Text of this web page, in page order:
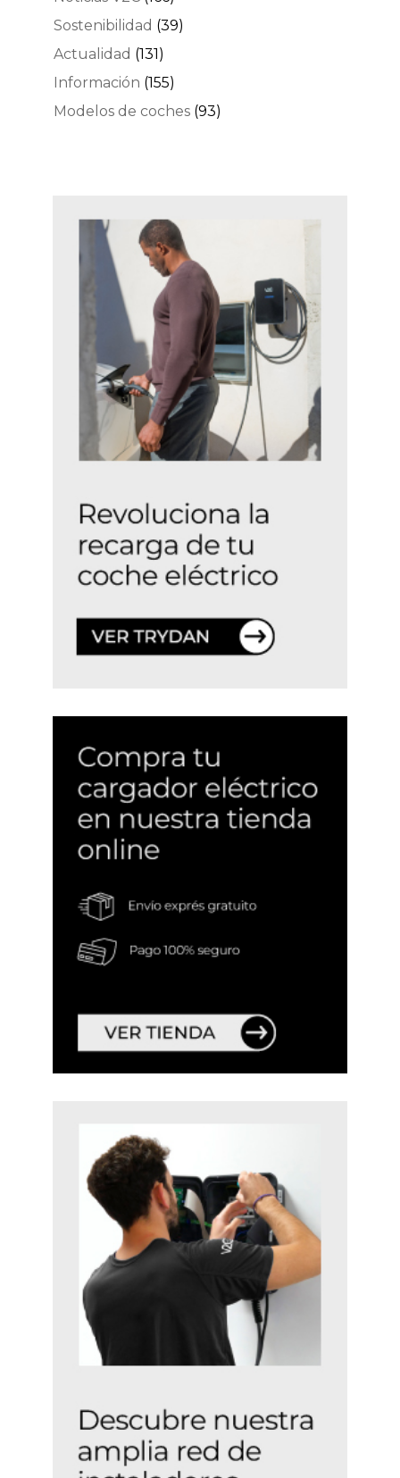
Sostenibilidad (39)
Actualidad (131)
Información (155)
Modelos de coches (93)